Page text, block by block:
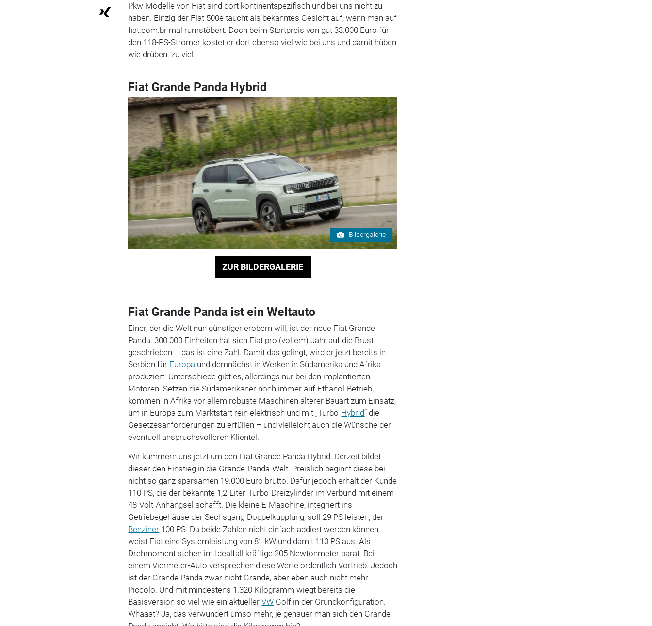
Pkw-Modelle von Fiat sind dort kontinentspezifisch und bei uns nicht zu
haben. Einzig der Fiat 500e taucht als bekanntes Gesicht auf, wenn man auf
fiat.com.br mal rumstöbert. Doch beim Startpreis von gut 33.000 Euro für
den 118-PS-Stromer kostet er dort ebenso viel wie bei uns und damit hüben
wie drüben: zu viel.
Fiat Grande Panda Hybrid
Bildergalerie
ZUR BILDERGALERIE
Fiat Grande Panda ist ein Weltauto
Einer, der die Welt nun günstiger erobern will, ist der neue Fiat Grande
Panda. 300.000 Einheiten hat sich Fiat pro (vollem) Jahr auf die Brust
geschrieben – das ist eine Zahl. Damit das gelingt, wird er jetzt bereits in
Serbien für Europa und demnächst in Werken in Südamerika und Afrika
produziert. Unterschiede gibt es, allerdings nur bei den implantierten
Motoren. Setzen die Südamerikaner noch immer auf Ethanol-Betrieb,
kommen in Afrika vor allem robuste Maschinen älterer Bauart zum Einsatz,
um in Europa zum Marktstart rein elektrisch und mit „Turbo-Hybrid“ die
Gesetzesanforderungen zu erfüllen – und vielleicht auch die Wünsche der
eventuell anspruchsvolleren Klientel.
Wir kümmern uns jetzt um den Fiat Grande Panda Hybrid. Derzeit bildet
dieser den Einstieg in die Grande-Panda-Welt. Preislich beginnt diese bei
nicht so ganz sparsamen 19.000 Euro brutto. Dafür jedoch erhält der Kunde
110 PS, die der bekannte 1,2-Liter-Turbo-Dreizylinder im Verbund mit einem
48-Volt-Anhängsel schafft. Die kleine E-Maschine, integriert ins
Getriebegehäuse der Sechsgang-Doppelkupplung, soll 29 PS leisten, der
Benziner 100 PS. Da beide Zahlen nicht einfach addiert werden können,
weist Fiat eine Systemleistung von 81 kW und damit 110 PS aus. Als
Drehmoment stehen im Idealfall kräftige 205 Newtonmeter parat. Bei
einem Viermeter-Auto versprechen diese Werte ordentlich Vortrieb. Jedoch
ist der Grande Panda zwar nicht Grande, aber eben auch nicht mehr
Piccolo. Und mit mindestens 1.320 Kilogramm wiegt bereits die
Basisversion so viel wie ein aktuellerVW Golf in der Grundkonfiguration.
Whaaat? Ja, das verwundert umso mehr, je genauer man sich den Grande